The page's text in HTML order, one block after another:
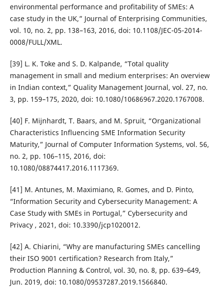
environmental performance and profitability of SMEs: A
case study in the UK,” Journal of Enterprising Communities,
vol. 10, no. 2, pp. 138–163, 2016, doi: 10.1108/JEC-05-2014-
0008/FULL/XML.
[39] L. K. Toke and S. D. Kalpande, “Total quality
management in small and medium enterprises: An overview
in Indian context,” Quality Management Journal, vol. 27, no.
3, pp. 159–175, 2020, doi: 10.1080/10686967.2020.1767008.
[40] F. Mijnhardt, T. Baars, and M. Spruit, “Organizational
Characteristics Influencing SME Information Security
Maturity,” Journal of Computer Information Systems, vol. 56,
no. 2, pp. 106–115, 2016, doi:
10.1080/08874417.2016.1117369.
[41] M. Antunes, M. Maximiano, R. Gomes, and D. Pinto,
“Information Security and Cybersecurity Management: A
Case Study with SMEs in Portugal,” Cybersecurity and
Privacy , 2021, doi: 10.3390/jcp1020012.
[42] A. Chiarini, “Why are manufacturing SMEs cancelling
their ISO 9001 certification? Research from Italy,”
Production Planning & Control, vol. 30, no. 8, pp. 639–649,
Jun. 2019, doi: 10.1080/09537287.2019.1566840.